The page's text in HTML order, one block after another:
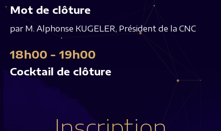
Mot de clôture
par M. Alphonse KUGELER, Président de la CNC
18h00 - 19h00
Cocktail de clôture